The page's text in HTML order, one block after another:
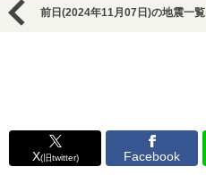
前日(2024年11月07日)の地震一覧
X(旧twitter) Facebook